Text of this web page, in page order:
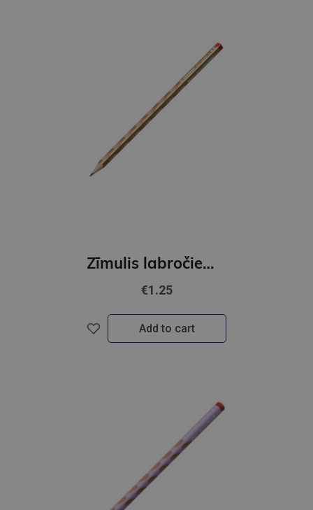
Zīmulis labročiem STABILO EASYgraph S Metallic Zelta
€1.25
Add to cart